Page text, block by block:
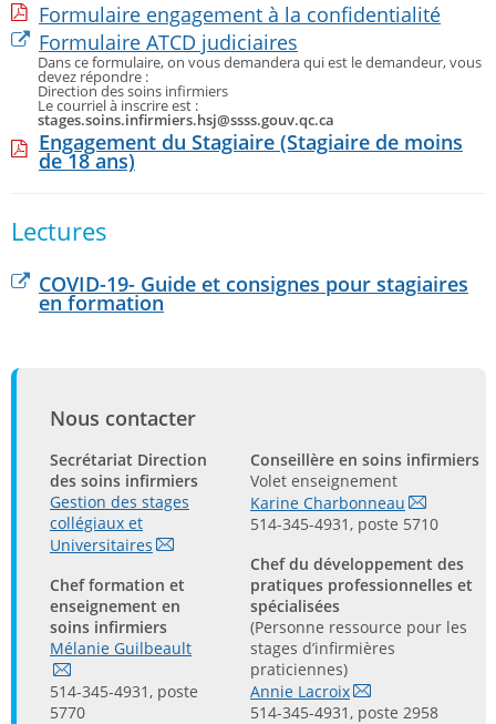
Formulaire engagement à la confidentialité
Formulaire ATCD judiciaires
Dans ce formulaire, on vous demandera qui est le demandeur, vous
devez répondre :
Direction des soins infirmiers
Le courriel à inscrire est :
stages.soins.infirmiers.hsj@ssss.gouv.qc.ca
Engagement du Stagiaire (Stagiaire de moins
de 18 ans)
Lectures
COVID-19- Guide et consignes pour stagiaires
en formation
Nous contacter
Secrétariat Direction
des soins infirmiers
Gestion des stages
collégiaux et
Universitaires
Chef formation et
enseignement en
soins infirmiers
Mélanie Guilbeault
514-345-4931, poste
5770
Conseillère en soins infirmiers
Volet enseignement
Karine Charbonneau
514-345-4931, poste 5710
Chef du développement des
pratiques professionnelles et
spécialisées
(Personne ressource pour les
stages d’infirmières
praticiennes)
Annie Lacroix
514-345-4931, poste 2958